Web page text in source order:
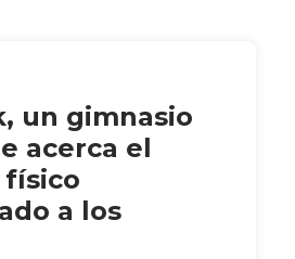
un gimnasio
acerca el
a los